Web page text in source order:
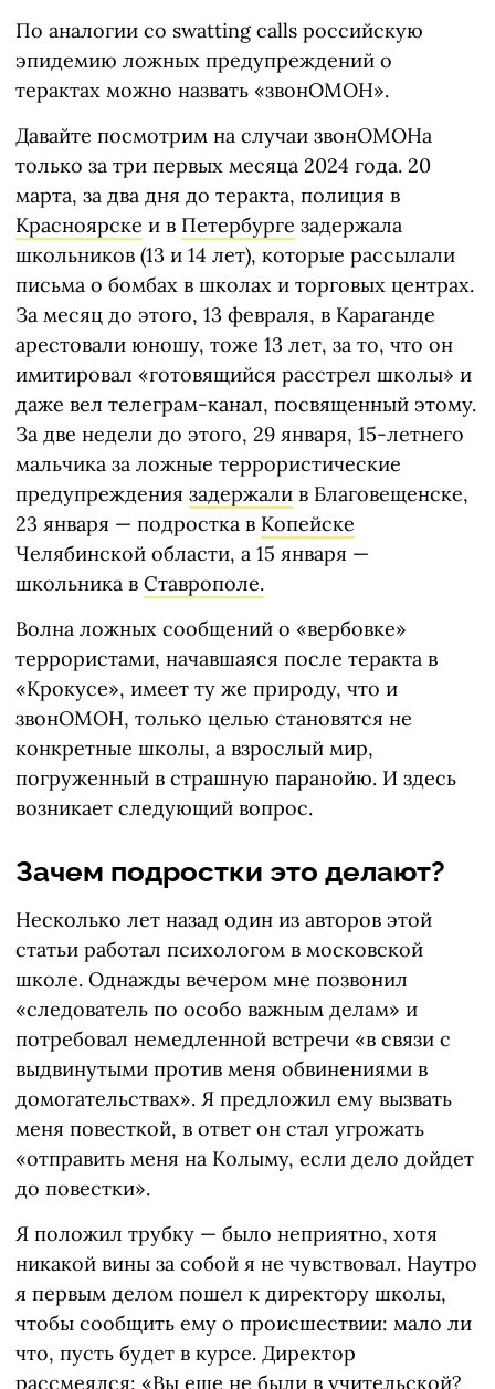
По аналогии со swatting calls российскую
эпидемию ложных предупреждений о
терактах можно назвать «звонОМОН».
Давайте посмотрим на случаи звонОМОНа
только за три первых месяца 2024 года. 20
марта, за два дня до теракта, полиция в
Красноярске и в Петербурге задержала
школьников (13 и 14 лет), которые рассылали
письма о бомбах в школах и торговых центрах.
За месяц до этого, 13 февраля, в Караганде
арестовали юношу, тоже 13 лет, за то, что он
имитировал «готовящийся расстрел школы» и
даже вел телеграм-канал, посвященный этому.
За две недели до этого, 29 января, 15-летнего
мальчика за ложные террористические
предупреждения задержали в Благовещенске,
23 января — подростка в Копейске
Челябинской области, а 15 января —
школьника в Ставрополе.
Волна ложных сообщений о «вербовке»
террористами, начавшаяся после теракта в
«Крокусе», имеет ту же природу, что и
звонОМОН, только целью становятся не
конкретные школы, а взрослый мир,
погруженный в страшную паранойю. И здесь
возникает следующий вопрос.
Зачем подростки это делают?
Несколько лет назад один из авторов этой
статьи работал психологом в московской
школе. Однажды вечером мне позвонил
«следователь по особо важным делам» и
потребовал немедленной встречи «в связи с
выдвинутыми против меня обвинениями в
домогательствах». Я предложил ему вызвать
меня повесткой, в ответ он стал угрожать
«отправить меня на Колыму, если дело дойдет
до повестки».
Я положил трубку — было неприятно, хотя
никакой вины за собой я не чувствовал. Наутро
я первым делом пошел к директору школы,
чтобы сообщить ему о происшествии: мало ли
что, пусть будет в курсе. Директор
рассмеялся: «Вы еще не были в учительской?